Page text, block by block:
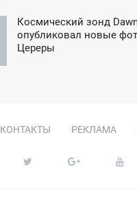
Космический зонд
опубликовал новые
Цереры
КОНТАКТЫ РЕКЛАМА